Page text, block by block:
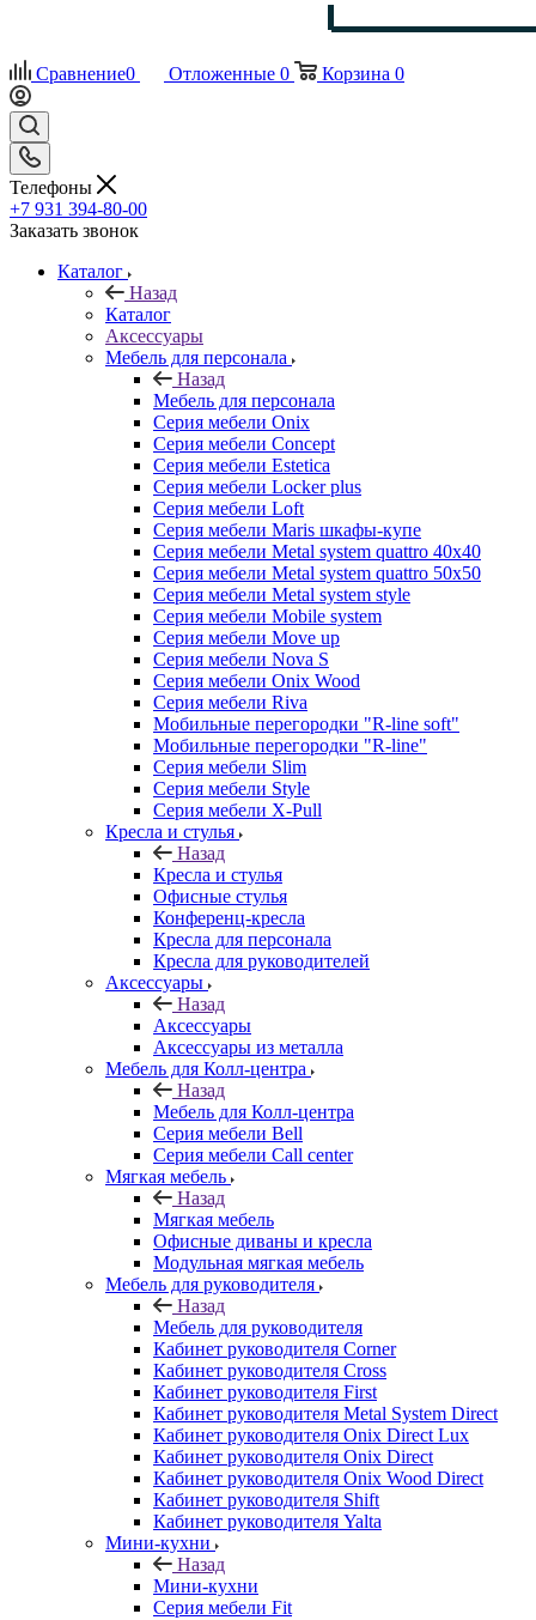
Сравнение0 Отложенные 0 Корзина 0
Телефоны
+7 931 394-80-00
Заказать звонок
Каталог
Назад
Каталог
Аксессуары
Мебель для персонала
Назад
Мебель для персонала
Серия мебели Onix
Серия мебели Concept
Серия мебели Estetica
Серия мебели Locker plus
Серия мебели Loft
Серия мебели Maris шкафы-купе
Серия мебели Metal system quattro 40x40
Серия мебели Metal system quattro 50x50
Серия мебели Metal system style
Серия мебели Mobile system
Серия мебели Move up
Серия мебели Nova S
Серия мебели Onix Wood
Серия мебели Riva
Мобильные перегородки "R-line soft"
Мобильные перегородки "R-line"
Серия мебели Slim
Серия мебели Style
Серия мебели X-Pull
Кресла и стулья
Назад
Кресла и стулья
Офисные стулья
Конференц-кресла
Кресла для персонала
Кресла для руководителей
Аксессуары
Назад
Аксессуары
Аксессуары из металла
Мебель для Колл-центра
Назад
Мебель для Колл-центра
Серия мебели Bell
Серия мебели Call center
Мягкая мебель
Назад
Мягкая мебель
Офисные диваны и кресла
Модульная мягкая мебель
Мебель для руководителя
Назад
Мебель для руководителя
Кабинет руководителя Corner
Кабинет руководителя Cross
Кабинет руководителя First
Кабинет руководителя Metal System Direct
Кабинет руководителя Onix Direct Lux
Кабинет руководителя Onix Direct
Кабинет руководителя Onix Wood Direct
Кабинет руководителя Shift
Кабинет руководителя Yalta
Мини-кухни
Назад
Мини-кухни
Серия мебели Fit